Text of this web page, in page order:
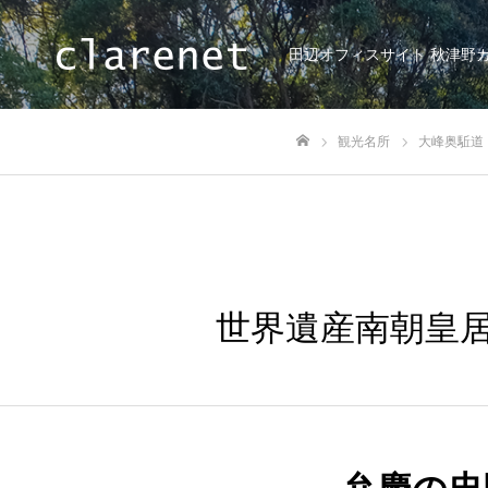
田辺オフィスサイト 秋津野
観光名所 大峰奥駈道
世界遺産南朝皇